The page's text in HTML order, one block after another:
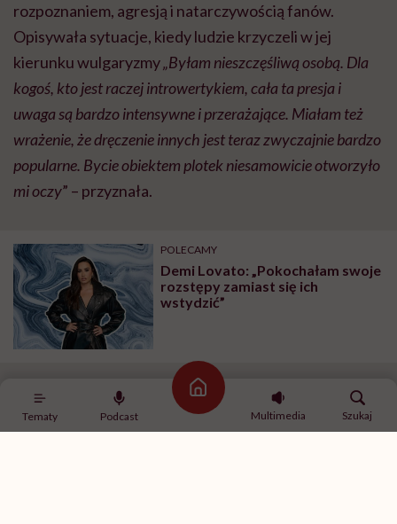
Tematy Podcast
Strona główna
Multimedia
Szukaj
rozpoznaniem, agresją i natarczywością fanów.
Opisywała sytuacje, kiedy ludzie krzyczeli w jej
kierunku wulgaryzmy„Byłam nieszczęśliwą osobą. Dla
kogoś, kto jest raczej introwertykiem, cała ta presja i
uwaga są bardzo intensywne i przerażające. Miałam też
wrażenie, że dręczenie innych jest teraz zwyczajnie bardzo
popularne. Bycie obiektem plotek niesamowicie otworzyło
mi oczy” – przyznała.
POLECAMY
Demi Lovato: „Pokochałam swoje
rozstępy zamiast się ich
wstydzić”
Jenna nie kryje frustracji faktem, że reżyserzy ciągle
widzą ją w rolach nastolatek i uczennic, choć wyrosła